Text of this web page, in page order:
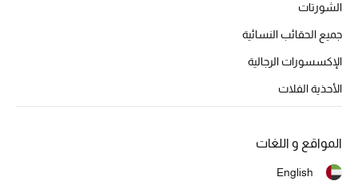
تشكيلة الأحذية
الأحذية الرجالية
أبرز المصممين
الشورتات
جميع الحقائب النسائية
الإكسسورات الرجالية
الأحذية الفلات
المواقع و اللغات
English